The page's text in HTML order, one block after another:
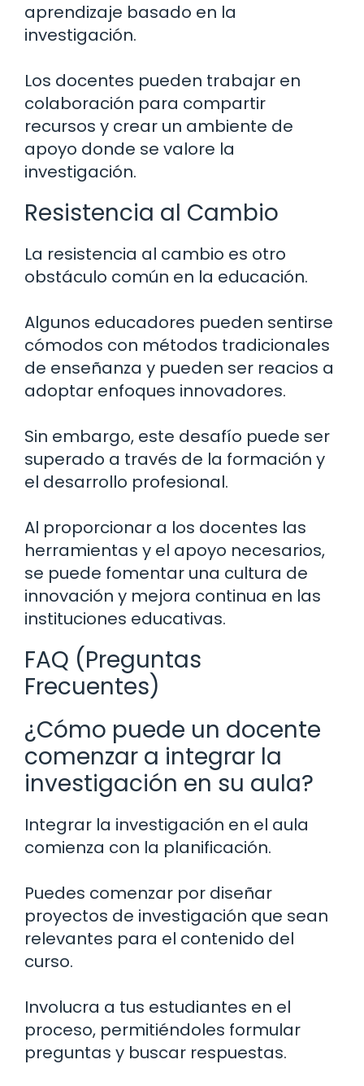
aprendizaje basado en la
investigación.
Los docentes pueden trabajar en
colaboración para compartir
recursos y crear un ambiente de
apoyo donde se valore la
investigación.
Resistencia al Cambio
La resistencia al cambio es otro
obstáculo común en la educación.
Algunos educadores pueden sentirse
cómodos con métodos tradicionales
de enseñanza y pueden ser reacios a
adoptar enfoques innovadores.
Sin embargo, este desafío puede ser
superado a través de la formación y
el desarrollo profesional.
Al proporcionar a los docentes las
herramientas y el apoyo necesarios,
se puede fomentar una cultura de
innovación y mejora continua en las
instituciones educativas.
FAQ (Preguntas
Frecuentes)
¿Cómo puede un docente
comenzar a integrar la
investigación en su aula?
Integrar la investigación en el aula
comienza con la planificación.
Puedes comenzar por diseñar
proyectos de investigación que sean
relevantes para el contenido del
curso.
Involucra a tus estudiantes en el
proceso, permitiéndoles formular
preguntas y buscar respuestas.